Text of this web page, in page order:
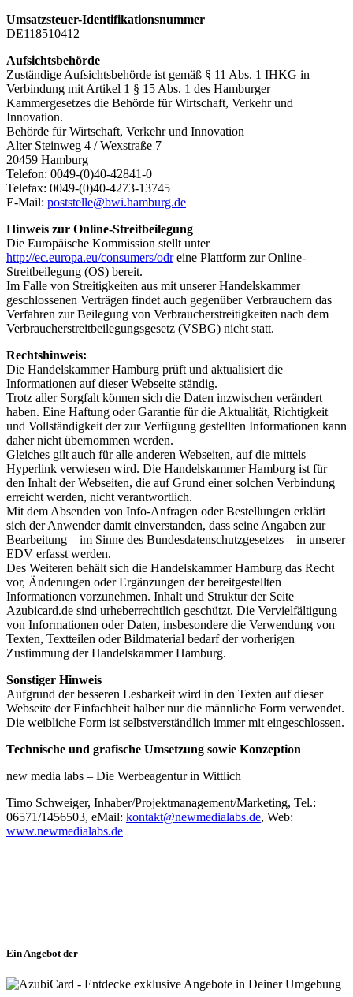
Umsatzsteuer-Identifikationsnummer
DE118510412
Aufsichtsbehörde
Zuständige Aufsichtsbehörde ist gemäß § 11 Abs. 1 IHKG in
Verbindung mit Artikel 1 § 15 Abs. 1 des Hamburger
Kammergesetzes die Behörde für Wirtschaft, Verkehr und
Innovation.
Behörde für Wirtschaft, Verkehr und Innovation
Alter Steinweg 4 / Wexstraße 7
20459 Hamburg
Telefon: 0049-(0)40-42841-0
Telefax: 0049-(0)40-4273-13745
E-Mail: poststelle@bwi.hamburg.de
Hinweis zur Online-Streitbeilegung
Die Europäische Kommission stellt unter
http://ec.europa.eu/consumers/odreine Plattform zur Online-
Streitbeilegung (OS) bereit.
Im Falle von Streitigkeiten aus mit unserer Handelskammer
geschlossenen Verträgen findet auch gegenüber Verbrauchern das
Verfahren zur Beilegung von Verbraucherstreitigkeiten nach dem
Verbraucherstreitbeilegungsgesetz (VSBG) nicht statt.
Rechtshinweis:
Die Handelskammer Hamburg prüft und aktualisiert die
Informationen auf dieser Webseite ständig.
Trotz aller Sorgfalt können sich die Daten inzwischen verändert
haben. Eine Haftung oder Garantie für die Aktualität, Richtigkeit
und Vollständigkeit der zur Verfügung gestellten Informationen kann
daher nicht übernommen werden.
Gleiches gilt auch für alle anderen Webseiten, auf die mittels
Hyperlink verwiesen wird. Die Handelskammer Hamburg ist für
den Inhalt der Webseiten, die auf Grund einer solchen Verbindung
erreicht werden, nicht verantwortlich.
Mit dem Absenden von Info-Anfragen oder Bestellungen erklärt
sich der Anwender damit einverstanden, dass seine Angaben zur
Bearbeitung – im Sinne des Bundesdatenschutzgesetzes – in unserer
EDV erfasst werden.
Des Weiteren behält sich die Handelskammer Hamburg das Recht
vor, Änderungen oder Ergänzungen der bereitgestellten
Informationen vorzunehmen. Inhalt und Struktur der Seite
Azubicard.de sind urheberrechtlich geschützt. Die Vervielfältigung
von Informationen oder Daten, insbesondere die Verwendung von
Texten, Textteilen oder Bildmaterial bedarf der vorherigen
Zustimmung der Handelskammer Hamburg.
Sonstiger Hinweis
Aufgrund der besseren Lesbarkeit wird in den Texten auf dieser
Webseite der Einfachheit halber nur die männliche Form verwendet.
Die weibliche Form ist selbstverständlich immer mit eingeschlossen.
Technische und grafische Umsetzung sowie Konzeption
new media labs – Die Werbeagentur in Wittlich
Timo Schweiger, Inhaber/Projektmanagement/Marketing, Tel.:
06571/1456503, eMail: kontakt@newmedialabs.de, Web:
www.newmedialabs.de
Ein Angebot der